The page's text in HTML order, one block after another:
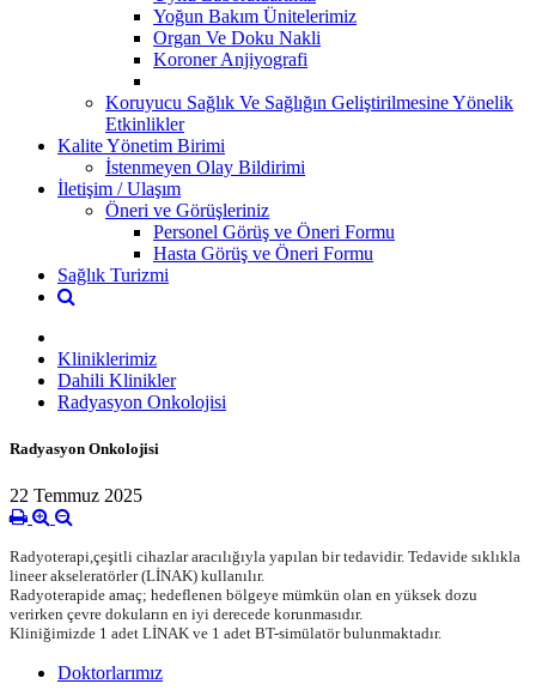
Yoğun Bakım Ünitelerimiz
Organ Ve Doku Nakli
Koroner Anjiyografi
Koruyucu Sağlık Ve Sağlığın Geliştirilmesine Yönelik
Etkinlikler
Kalite Yönetim Birimi
İstenmeyen Olay Bildirimi
İletişim / Ulaşım
Öneri ve Görüşleriniz
Personel Görüş ve Öneri Formu
Hasta Görüş ve Öneri Formu
Sağlık Turizmi
Kliniklerimiz
Dahili Klinikler
Radyasyon Onkolojisi
Radyasyon Onkolojisi
22 Temmuz 2025
Radyoterapi,çeşitli cihazlar aracılığıyla yapılan bir tedavidir. Tedavide sıklıkla
lineer akseleratörler (LİNAK) kullanılır.
Radyoterapide amaç; hedeflenen bölgeye mümkün olan en yüksek dozu
verirken çevre dokuların en iyi derecede korunmasıdır.
Kliniğimizde 1 adet LİNAK ve 1 adet BT-simülatör bulunmaktadır.
Doktorlarımız